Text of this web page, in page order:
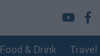
Food & Drink Travel